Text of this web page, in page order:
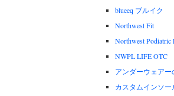
blueeq ブルイク
Northwest Fit
Northwest Podiatric
NWPL LIFE OTC
アンダーウェアー
カスタムインソー